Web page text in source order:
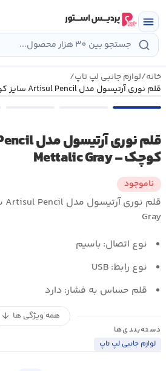
به
محتوا
menu
خانه/لوازم جانبی لپ تاپ/
قلم نوری آرتيسول مدل Artisul Pencil سايز کوچک – Mettalic Gray
کوچک – Mettalic Gray
ناموجود
Gray
نوع اتصال: باسيم
نوع رابط: USB
قلم حساس به فشار: دارد
همه ویژگی ها arrow_downward
دسته‌بندی‌ها
لوازم جانبی لپ تاپ